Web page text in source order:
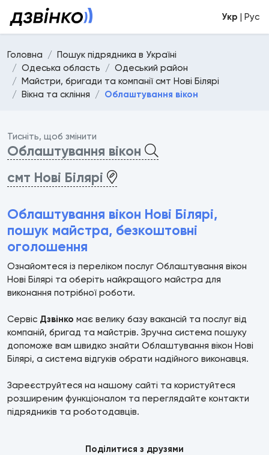
Укр | Рус
Головна
Пошук підрядника в Україні
Одеська область
Одеський район
Майстри, бригади та компанії смт Нові Білярі
Вікна та скління
Облаштування вікон
Тисніть, щоб змінити
Облаштування вікон
смт Нові Білярі
Облаштування вікон Нові Білярі,
пошук майстра, безкоштовні
оголошення
Ознайомтеся із переліком послуг Облаштування вікон
Нові Білярі та оберіть найкращого майстра для
виконання потрібної роботи.
Сервіс Дзвінко має велику базу вакансій та послуг від
компаній, бригад та майстрів. Зручна система пошуку
допоможе вам швидко знайти Облаштування вікон Нові
Білярі, а система відгуків обрати надійного виконавця.
Зареєструйтеся на нашому сайті та користуйтеся
розширеним функціоналом та переглядайте контакти
підрядників та роботодавців.
Поділитися з друзями